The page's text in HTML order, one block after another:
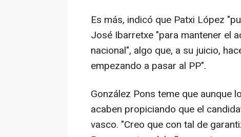
Es más, indicó que Patxi López
José Ibarretxe "para mantener el
nacional", algo que, a su juicio,
empezando a pasar al PP".
González Pons teme que aunque
acaben propiciando que el
vasco. "Creo que con tal de